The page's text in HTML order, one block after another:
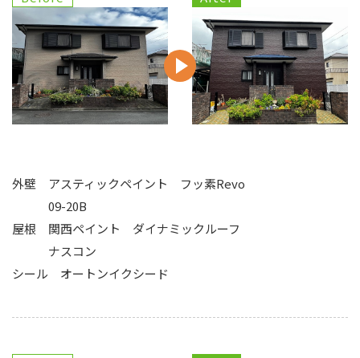
外壁 アスティックペイント フッ素Revo
09-20B
屋根 関西ペイント ダイナミックルーフ
ナスコン
シール オートンイクシード